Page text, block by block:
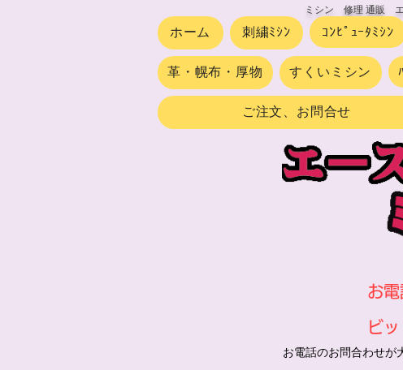
ホーム 刺繍ﾐｼﾝ ｺﾝﾋﾟｭｰﾀﾐｼﾝ
革・幌布・厚物 すくいミシン
ご注文、お問合せ
ミシン 修理 通販 エ
お
ビ
お電話のお問合わせが